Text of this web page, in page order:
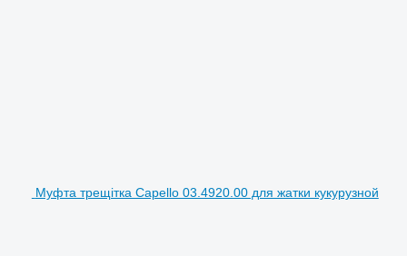
Муфта трещітка Capello 03.4920.00 для жатки кукурузной